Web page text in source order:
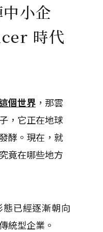
小企
時代
個世界 ，那雲
，它正在地球
酵。現在，就
竟在哪些地方
已經逐漸朝向
統型企業。